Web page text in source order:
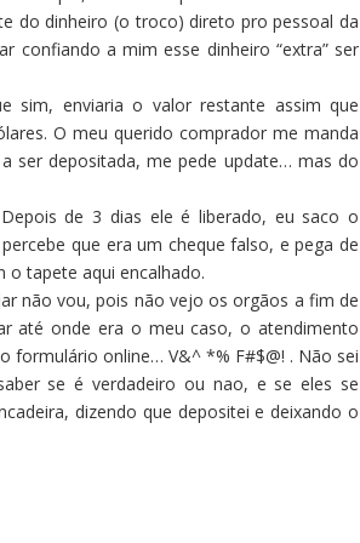
do dinheiro (o troco) direto pro pessoal da
confiando a mim esse dinheiro “extra” ser
sim, enviaria o valor restante assim que
O meu querido comprador me manda
ser depositada, me pede update… mas do
de 3 dias ele é liberado, eu saco o
que era um cheque falso, e pega de
o tapete aqui encalhado.
não vou, pois não vejo os orgãos a fim de
até onde era o meu caso, o atendimento
formulário online… V&^ *% F#$@! . Não sei
se é verdadeiro ou nao, e se eles se
dizendo que depositei e deixando o